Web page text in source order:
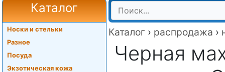
Каталог
Носки и стельки
Разное
Посуда
Экзотическая кожа
Каталог › распродажа ›
Черная